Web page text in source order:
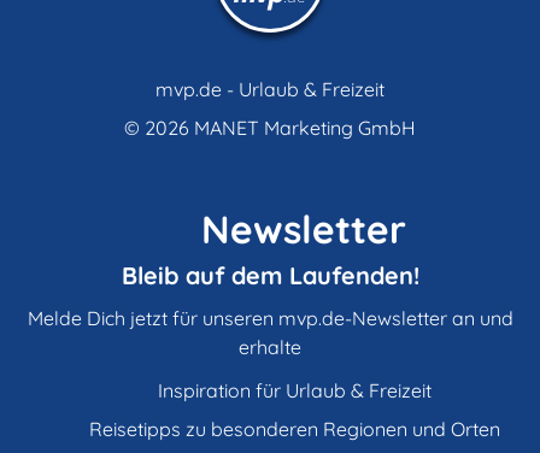
mvp.de - Urlaub & Freizeit
© 2026 MANET Marketing GmbH
Newsletter
Bleib auf dem Laufenden!
Melde Dich jetzt für unseren mvp.de-Newsletter an und
erhalte
Inspiration für Urlaub & Freizeit
Reisetipps zu besonderen Regionen und Orten